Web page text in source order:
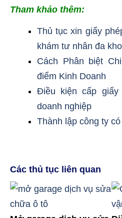
Tham khảo thêm:
Thủ tục xin giấy
khám tư nhân đa
Cách Phân biệt
điểm Kinh Doanh
Điều kiện cấp
doanh nghiệp
Thành lập công ty
Các thủ tục liên quan